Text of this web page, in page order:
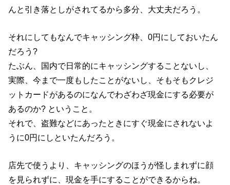
んと引き落としがされてるから多分、大丈夫だろう。
それにしてもなんでキャッシング枠、0円にしておいたん
だろう?
たぶん、国内で日常的にキャッシングすることないし、
実際、今まで一度もしたことがないし、そもそもクレジ
ットカードがあるのになんでわざわざ現金にする必要が
あるのか? ということ。
それで、盗難などにあったときにすぐ現金にされないよ
うに0円にしといたんだろう。
店先で使うより、キャッシングのほうが怪しまれずに顔
を見られずに、現金を手にすることができるからね。